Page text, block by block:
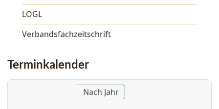
LOGL
Verbandsfachzeitschrift
Terminkalender
Nach Jahr